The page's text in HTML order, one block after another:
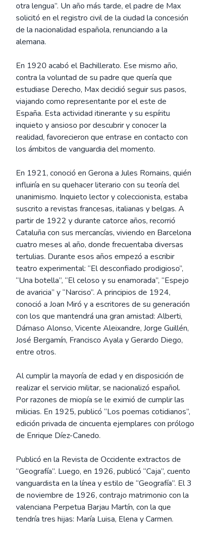
otra lengua”. Un año más tarde, el padre de Max
solicitó en el registro civil de la ciudad la concesión
de la nacionalidad española, renunciando a la
alemana.
En 1920 acabó el Bachillerato. Ese mismo año,
contra la voluntad de su padre que quería que
estudiase Derecho, Max decidió seguir sus pasos,
viajando como representante por el este de
España. Esta actividad itinerante y su espíritu
inquieto y ansioso por descubrir y conocer la
realidad, favorecieron que entrase en contacto con
los ámbitos de vanguardia del momento.
En 1921, conoció en Gerona a Jules Romains, quién
influiría en su quehacer literario con su teoría del
unanimismo. Inquieto lector y coleccionista, estaba
suscrito a revistas francesas, italianas y belgas. A
partir de 1922 y durante catorce años, recorrió
Cataluña con sus mercancías, viviendo en Barcelona
cuatro meses al año, donde frecuentaba diversas
tertulias. Durante esos años empezó a escribir
teatro experimental: “El desconfiado prodigioso”,
“Una botella”, “El celoso y su enamorada”, “Espejo
de avaricia” y “Narciso”. A principios de 1924,
conoció a Joan Miró y a escritores de su generación
con los que mantendrá una gran amistad: Alberti,
Dámaso Alonso, Vicente Aleixandre, Jorge Guillén,
José Bergamín, Francisco Ayala y Gerardo Diego,
entre otros.
Al cumplir la mayoría de edad y en disposición de
realizar el servicio militar, se nacionalizó español.
Por razones de miopía se le eximió de cumplir las
milicias. En 1925, publicó “Los poemas cotidianos”,
edición privada de cincuenta ejemplares con prólogo
de Enrique Díez-Canedo.
Publicó en la Revista de Occidente extractos de
“Geografía”. Luego, en 1926, publicó “Caja”, cuento
vanguardista en la línea y estilo de “Geografía”. El 3
de noviembre de 1926, contrajo matrimonio con la
valenciana Perpetua Barjau Martín, con la que
tendría tres hijas: María Luisa, Elena y Carmen.